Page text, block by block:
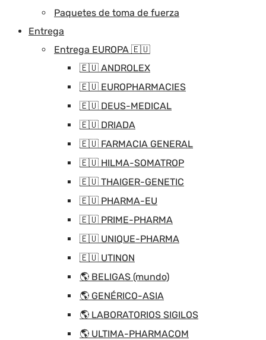
Paquetes de toma de fuerza
Entrega
Entrega EUROPA 🇪🇺
🇪🇺 ANDROLEX
🇪🇺 EUROPHARMACIES
🇪🇺 DEUS-MEDICAL
🇪🇺 DRIADA
🇪🇺 FARMACIA GENERAL
🇪🇺 HILMA-SOMATROP
🇪🇺 THAIGER-GENETIC
🇪🇺 PHARMA-EU
🇪🇺 PRIME-PHARMA
🇪🇺 UNIQUE-PHARMA
🇪🇺 UTINON
🌎 BELIGAS (mundo)
🌎 GENÉRICO-ASIA
🌎 LABORATORIOS SIGILOS
🌎 ULTIMA-PHARMACOM